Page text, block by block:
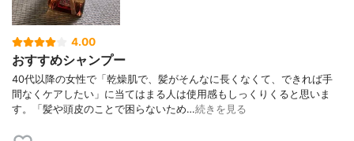
4.00
おすすめシャンプー
40代以降の女性で「乾燥肌で、髪がそんなに長くなくて、できれば手
間なくケアしたい」に当てはまる人は使用感もしっくりくると思いま
す。「髪や頭皮のことで困らないため…続きを見る